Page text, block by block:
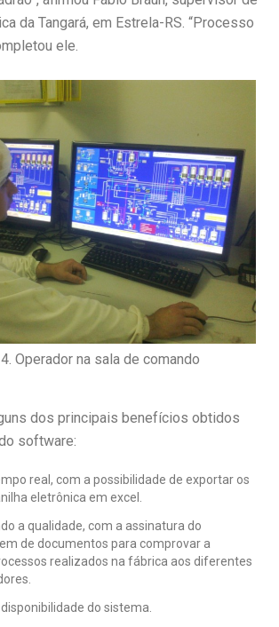
da Tangará, em Estrela-RS. “Processo
ele.
Operador na sala de comando
dos principais benefícios obtidos
software:
real, com a possibilidade de exportar os
eletrônica em excel.
a qualidade, com a assinatura do
de documentos para comprovar a
realizados na fábrica aos diferentes
do sistema.